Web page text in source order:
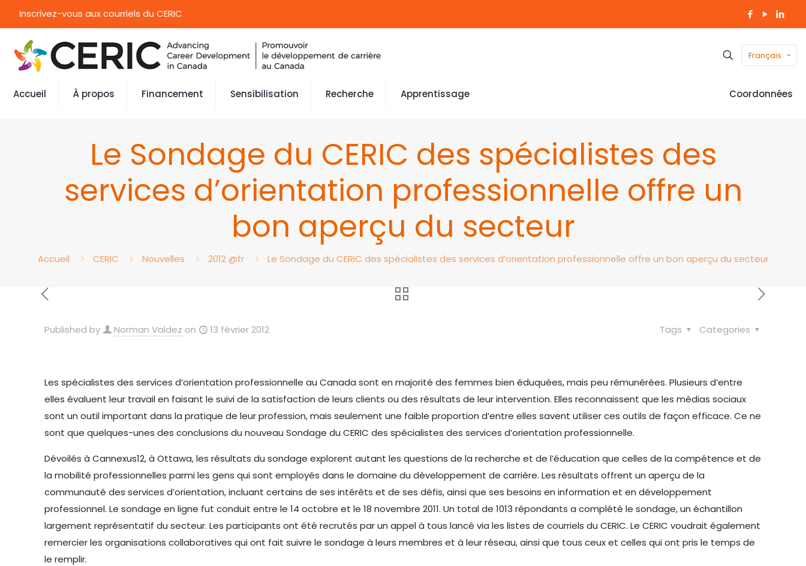
Inscrivez-vous aux courriels du CERIC
Français
Accueil À propos Financement Sensibilisation Recherche Apprentissage Coordonnées
Le Sondage du CERIC des spécialistes des
services d’orientation professionnelle offre un
bon aperçu du secteur
Accueil CERIC Nouvelles 2012 @fr Le Sondage du CERIC des spécialistes des services d’orientation professionnelle offre un bon aperçu du secteur
Published by Norman Valdez on 13 février 2012 Categories
Tags
Les spécialistes des services d’orientation professionnelle au Canada sont en majorité des femmes bien éduquées, mais peu rémunérées. Plusieurs d’entre
elles évaluent leur travailen faisant le suivi de la satisfaction de leurs clients ou des résultats de leur intervention. Elles reconnaissent que les médias sociaux
sont un outil important dans la pratique de leur profession, mais seulement une faible proportion d’entre elles savent utiliser ces outils de façon efficace. Ce ne
sont que quelques-unes des conclusions du nouveau Sondage du CERIC des spécialistes des services d’orientation professionnelle.
Dévoilés à Cannexus12, à Ottawa, les résultats du sondage explorent autant les questions de la recherche et de l’éducation que celles de la compétence et de
la mobilité professionnelles parmi les gens qui sont employés dans le domaine du développement de carrière. Les résultats offrent un aperçu de la
communauté des services d’orientation, incluant certains de ses intérêts et de ses défis, ainsi que ses besoins en information et en développement
professionnel. Le sondage en ligne fut conduit entre le 14 octobre et le 18 novembre 2011. Un total de 1013 répondants a complété le sondage, un échantillon
largement représentatif du secteur. Les participants ont été recrutés par un appel à tous lancé via les listes de courriels du CERIC. Le CERIC voudrait également
remercier les organisations collaboratives qui ont fait suivre le sondage à leurs membres et à leur réseau, ainsi que tous ceux et celles qui ont pris le temps de
le remplir.